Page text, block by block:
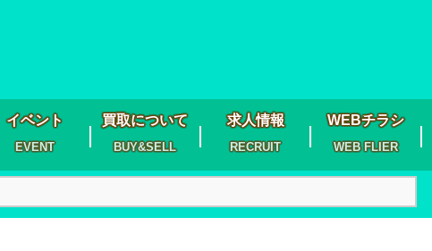
イベント
EVENT
買取について
BUY&SELL
求人情報
RECRUIT
WEBチラシ
WEB FLIER